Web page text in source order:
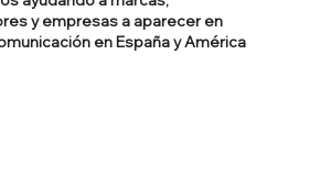
y empresas a aparecer en
en España y América